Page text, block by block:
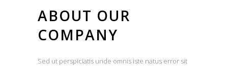
ABOUT OUR
COMPANY
Sed ut perspiciatis unde omnis iste natus error sit